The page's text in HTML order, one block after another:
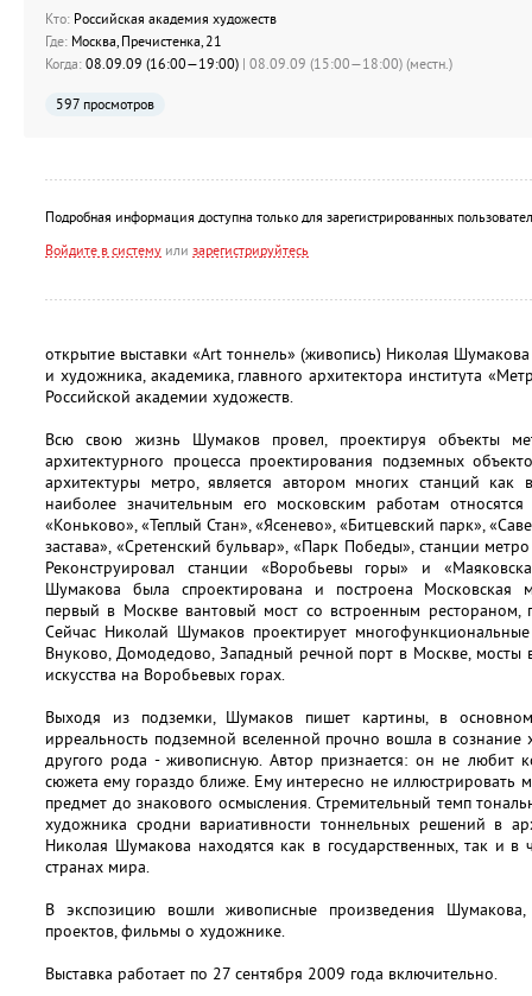
Кто: Российская академия художеств
Где: Москва, Пречистенка, 21
Когда: 08.09.09 (16:00—19:00) | 08.09.09 (15:00—18:00) (местн.)
597 просмотров
Подробная информация доступна только для зарегистрированных
Войдите в систему или зарегистрируйтесь
открытие выставки «Art тоннель» (живопись) Николая Шумакова
и художника, академика, главного архитектора института
Российской академии художеств.
Всю свою жизнь Шумаков провел, проектируя объекты
архитектурного процесса проектирования подземных
архитектуры метро, является автором многих станций
наиболее значительным его московским работам
«Коньково», «Теплый Стан», «Ясенево», «Битцевский парк»,
застава», «Сретенский бульвар», «Парк Победы», станции
Реконструировал станции «Воробьевы горы» и
Шумакова была спроектирована и построена Московская
первый в Москве вантовый мост со встроенным рестораном,
Сейчас Николай Шумаков проектирует
Внуково, Домодедово, Западный речной порт в Москве, мосты
искусства на Воробьевых горах.
Выходя из подземки, Шумаков пишет картины, в
ирреальность подземной вселенной прочно вошла в сознание
другого рода - живописную. Автор признается: он не любит
сюжета ему гораздо ближе. Ему интересно не иллюстрировать
предмет до знакового осмысления. Стремительный темп
художника сродни вариативности тоннельных решений в
Николая Шумакова находятся как в государственных, так и в
странах мира.
В экспозицию вошли живописные произведения
проектов, фильмы о художнике.
Выставка работает по 27 сентября 2009 года включительно.